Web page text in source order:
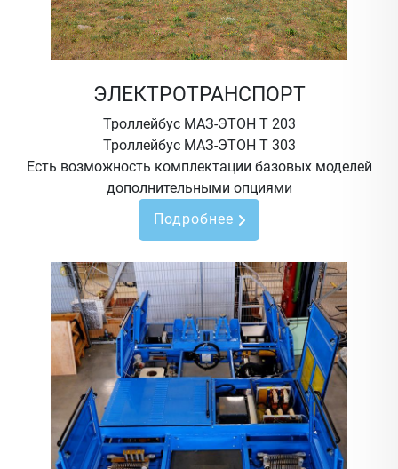
ЭЛЕКТРОТРАНСПОРТ
Троллейбус МАЗ-ЭТОН Т 203
Троллейбус МАЗ-ЭТОН Т 303
Есть возможность комплектации базовых моделей
дополнительными опциями
Подробнее